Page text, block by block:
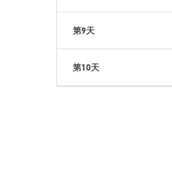
第9天
第10天